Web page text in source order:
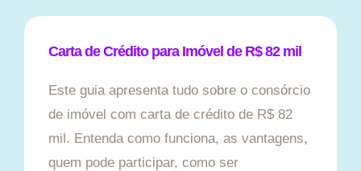
Carta de Crédito para Imóvel de R$ 82 mil
Este guia apresenta tudo sobre o consórcio
de imóvel com carta de crédito de R$ 82
mil. Entenda como funciona, as vantagens,
quem pode participar, como ser